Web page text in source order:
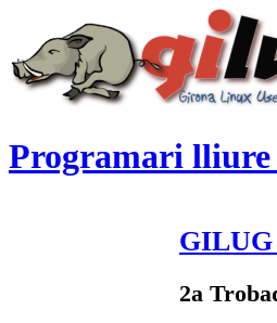
Programari lliure
GILUG
2a